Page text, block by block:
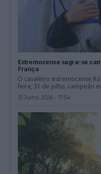
Estremocense sagra-se
França
O cavaleiro estremocense
feira, 31 de julho, campeão
31 Julho, 2026 - 17:54